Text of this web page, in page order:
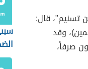
قال:
وقد
صرفاً،